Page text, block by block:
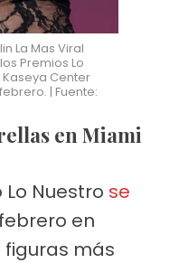
La Mas Viral
Premios Lo
Kaseya Center
| Fuente:
en Miami
Lo Nuestro se
en
figuras más